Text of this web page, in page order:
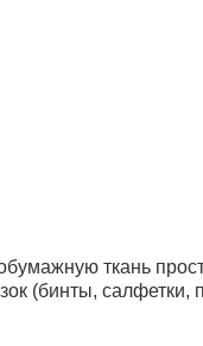
ткань
(бинты,